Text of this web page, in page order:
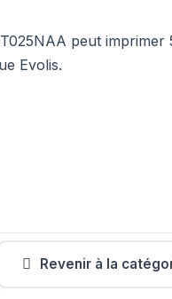
peut imprimer
Evolis.
Revenir à la